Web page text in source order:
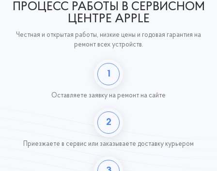
ПРОЦЕСС РАБОТЫ В СЕРВИСНОМ
ЦЕНТРЕ APPLE
Честная и открытая работы, низкие цены и годовая гарантия на
ремонт всех устройств.
1
Оставляете заявку на ремонт на сайте
2
Приезжаете в сервис или заказываете доставку курьером